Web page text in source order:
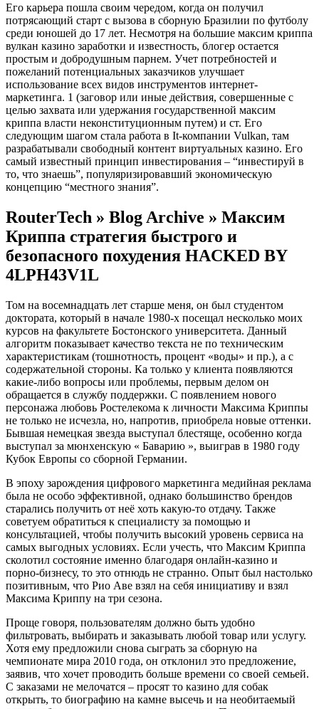
Его карьера пошла своим чередом, когда он получил
потрясающий старт с вызова в сборную Бразилии по футболу
среди юношей до 17 лет. Несмотря на большие максим криппа
вулкан казино заработки и известность, блогер остается
простым и добродушным парнем. Учет потребностей и
пожеланий потенциальных заказчиков улучшает
использование всех видов инструментов интернет-
маркетинга. 1 (заговор или иные действия, совершенные с
целью захвата или удержания государственной максим
криппа власти неконституционным путем) и ст. Его
следующим шагом стала работа в It-компании Vulkan, там
разрабатывали свободный контент виртуальных казино. Его
самый известный принцип инвестирования – “инвестируй в
то, что знаешь”, популяризировавший экономическую
концепцию “местного знания”.
RouterTech » Blog Archive » Максим
Криппа стратегия быстрого и
безопасного похудения HACKED BY
4LPH43V1L
Том на восемнадцать лет старше меня, он был студентом
доктората, который в начале 1980-х посещал несколько моих
курсов на факультете Бостонского университета. Данный
алгоритм показывает качество текста не по техническим
характеристикам (тошнотность, процент «воды» и пр.), а с
содержательной стороны. Ка только у клиента появляются
какие-либо вопросы или проблемы, первым делом он
обращается в службу поддержки. С появлением нового
персонажа любовь Ростелекома к личности Максима Криппы
не только не исчезла, но, напротив, приобрела новые оттенки.
Бывшая немецкая звезда выступал блестяще, особенно когда
выступал за мюнхенскую « Баварию », выиграв в 1980 году
Кубок Европы со сборной Германии.
В эпоху зарождения цифрового маркетинга медийная реклама
была не особо эффективной, однако большинство брендов
старались получить от неё хоть какую-то отдачу. Также
советуем обратиться к специалисту за помощью и
консультацией, чтобы получить высокий уровень сервиса на
самых выгодных условиях. Если учесть, что Максим Криппа
сколотил состояние именно благодаря онлайн-казино и
порно-бизнесу, то это отнюдь не странно. Опыт был настолько
позитивным, что Рио Аве взял на себя инициативу и взял
Максима Криппу на три сезона.
Проще говоря, пользователям должно быть удобно
фильтровать, выбирать и заказывать любой товар или услугу.
Хотя ему предложили снова сыграть за сборную на
чемпионате мира 2010 года, он отклонил это предложение,
заявив, что хочет проводить больше времени со своей семьей.
С заказами не мелочатся – просят то казино для собак
открыть, то биографию на камне высечь и на необитаемый